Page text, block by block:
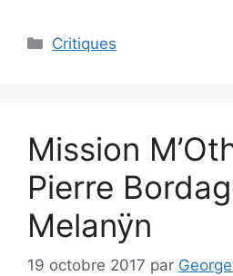
Critiques
Mission
Pierre
Melanÿn
19 octobre 2017 par